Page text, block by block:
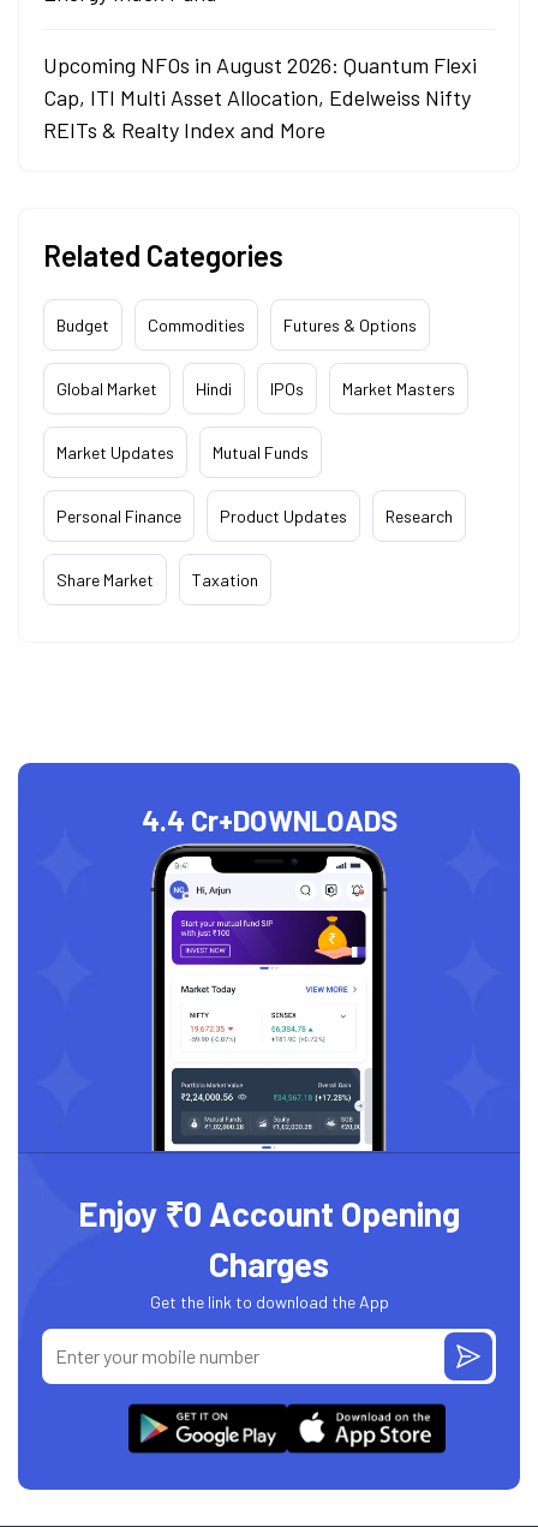
Upcoming NFOs in August 2026: Quantum Flexi
Cap, ITI Multi Asset Allocation, Edelweiss Nifty
REITs & Realty Index and More
Related Categories
Budget Commodities Futures & Options
Global Market Hindi IPOs Market Masters
Market Updates Mutual Funds
Personal Finance Product Updates Research
Share Market Taxation
4.4 Cr+DOWNLOADS
Enjoy ₹0 Account Opening
Charges
Get the link to download the App